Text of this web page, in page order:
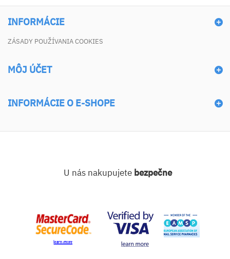
INFORMÁCIE
ZÁSADY POUŽÍVANIA COOKIES
MÔJ ÚČET
INFORMÁCIE O E-SHOPE
U nás nakupujete bezpečne